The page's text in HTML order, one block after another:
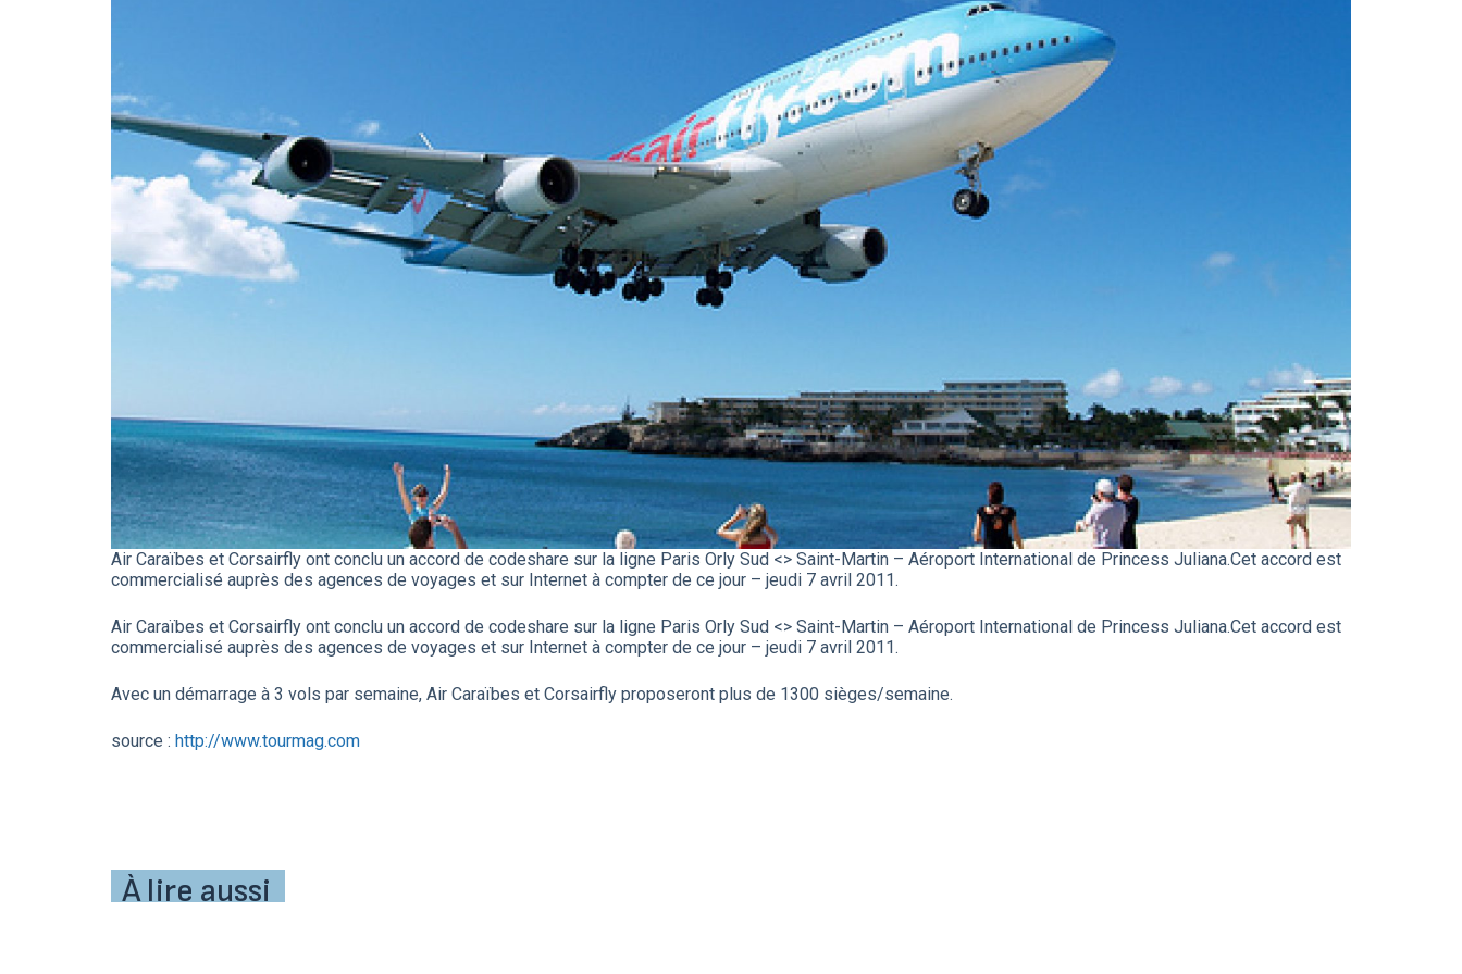
Air Caraïbes et Corsairfly ont conclu un accord de codeshare sur la ligne Paris Orly Sud <> Saint-Martin – Aéroport International de Princess Juliana.Cet accord est
commercialisé auprès des agences de voyages et sur Internet à compter de ce jour – jeudi 7 avril 2011.
Air Caraïbes et Corsairfly ont conclu un accord de codeshare sur la ligne Paris Orly Sud <> Saint-Martin – Aéroport International de Princess Juliana.Cet accord est
commercialisé auprès des agences de voyages et sur Internet à compter de ce jour – jeudi 7 avril 2011.
Avec un démarrage à 3 vols par semaine, Air Caraïbes et Corsairfly proposeront plus de 1300 sièges/semaine.
source : http://www.tourmag.com
À lire aussi